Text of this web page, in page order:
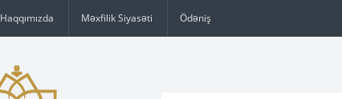
Haqqımızda Məxfilik Siyasəti Ödəniş